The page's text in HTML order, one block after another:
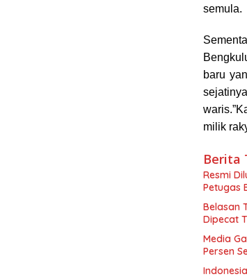
semula.
baru
milik
Berita
Resmi
Petugas
Belasan
Dipecat
Media
Persen